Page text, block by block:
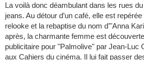
La voilà donc déambulant dans les rues
jeans. Au détour d’un café, elle est
relooke et la rebaptise du nom d’"Anna
après, la charmante femme est
publicitaire pour "Palmolive" par Jean-Luc
aux Cahiers du cinéma. Il lui fait passer